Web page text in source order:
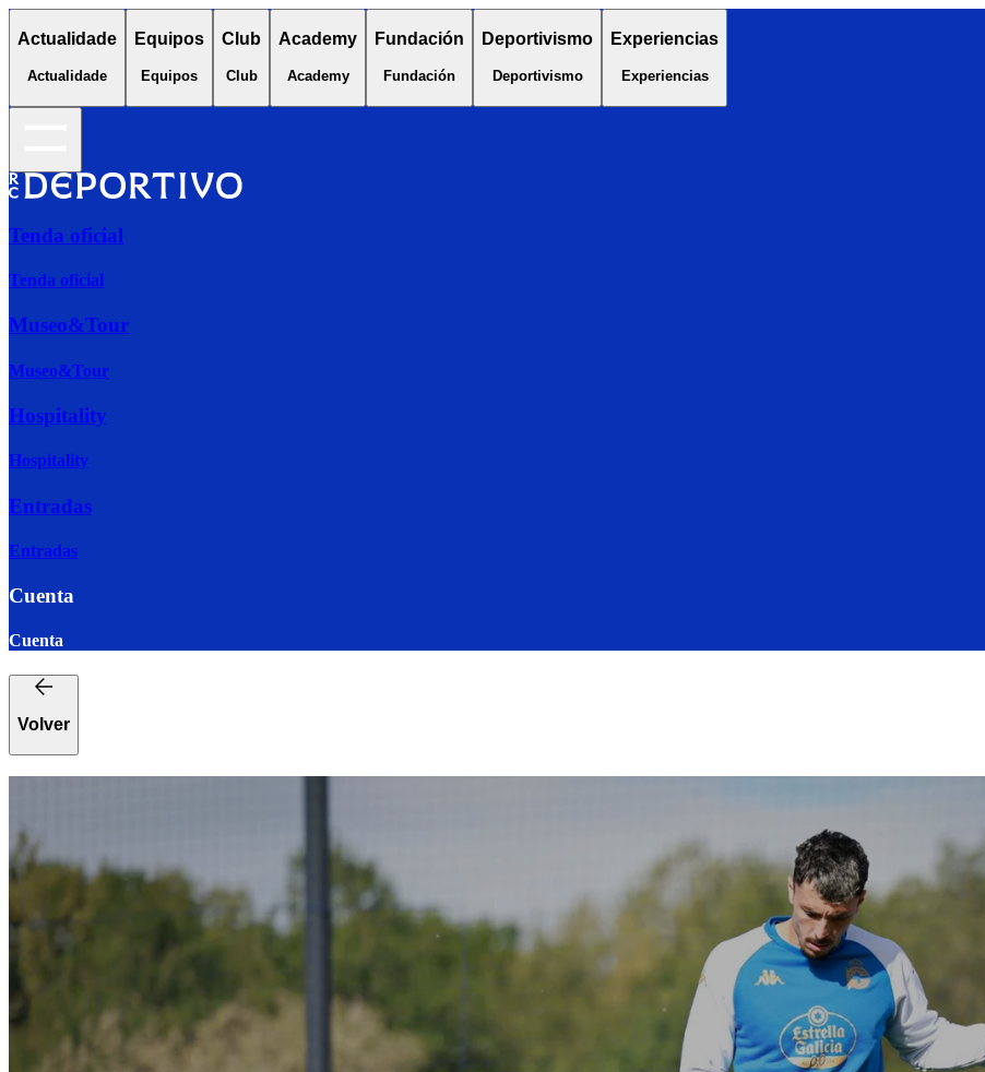
Actualidade
Actualidade
Equipos
Equipos
Club
Club
Academy
Academy
Fundación
Fundación
Deportivismo
Deportivismo
Experiencias
Experiencias
Tenda oficial
Tenda oficial
Museo&Tour
Museo&Tour
Hospitality
Hospitality
Entradas
Entradas
Cuenta
Cuenta
Volver